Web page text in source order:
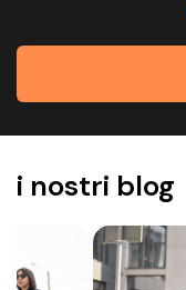
i nostri blog